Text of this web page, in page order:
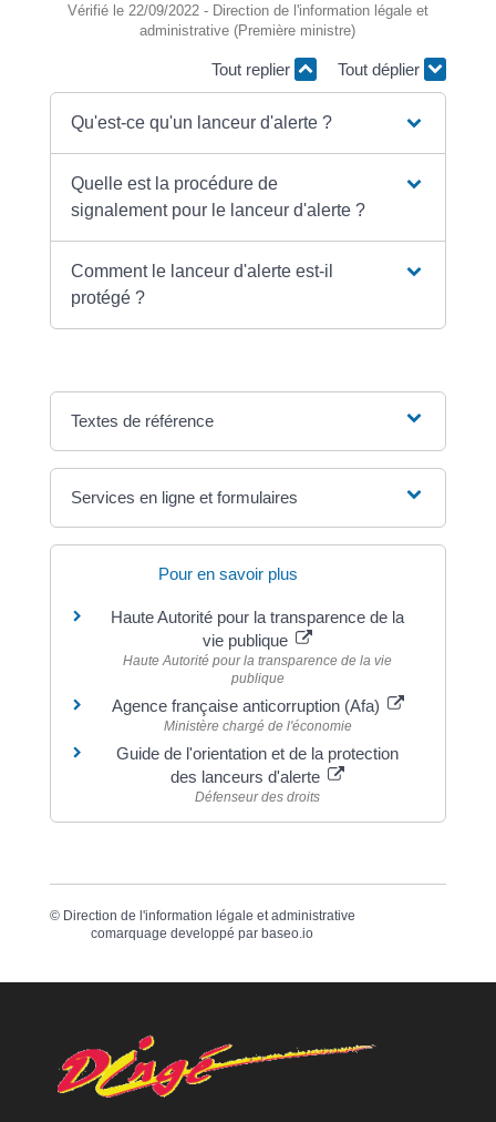
Vérifié le 22/09/2022 - Direction de l'information légale et
administrative (Première ministre)
Tout replier Tout déplier
Qu'est-ce qu'un lanceur d'alerte ?
Quelle est la procédure de
signalement pour le lanceur d'alerte ?
Comment le lanceur d'alerte est-il
protégé ?
Textes de référence
Services en ligne et formulaires
Pour en savoir plus
Haute Autorité pour la transparence de la
vie publique
Haute Autorité pour la transparence de la vie
publique
Agence française anticorruption (Afa)
Ministère chargé de l'économie
Guide de l'orientation et de la protection
des lanceurs d'alerte
Défenseur des droits
© Direction de l'information légale et administrative
comarquage developpé par baseo.io